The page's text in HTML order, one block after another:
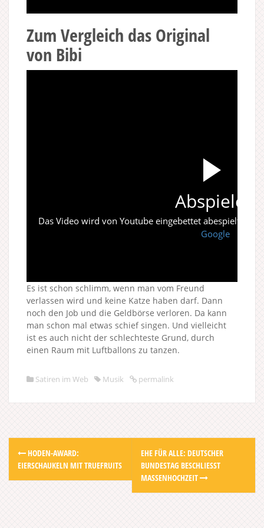
Zum Vergleich das Original
von Bibi
Abspielen
Das Video wird von Youtube eingebettet abespielt. Es
Google
Es ist schon schlimm, wenn man vom Freund
verlassen wird und keine Katze haben darf. Dann
noch den Job und die Geldbörse verloren. Da kann
man schon mal etwas schief singen. Und vielleicht
ist es auch nicht der schlechteste Grund, durch
einen Raum mit Luftballons zu tanzen.
Satiren im Web Musik permalink
Post
navigation
HODEN-AWARD:
EIERSCHAUKELN MIT TRUEFRUITS
EHE FÜR ALLE: DEUTSCHER
BUNDESTAG BESCHLIESST M
ASSENHOCHZEIT